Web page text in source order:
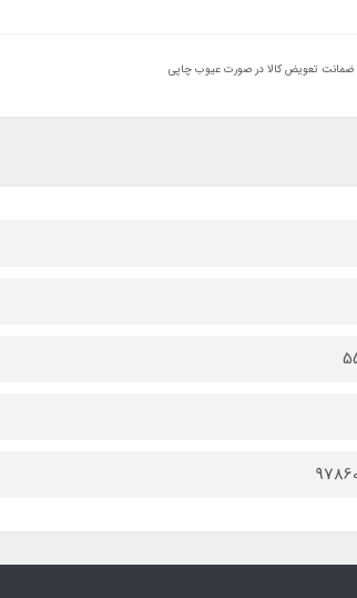
ضمانت تعویض کالا در صورت عیوب چاپی